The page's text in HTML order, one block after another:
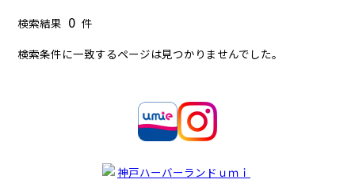
検索結果 0 件
検索条件に一致するページは見つかりませんでした。